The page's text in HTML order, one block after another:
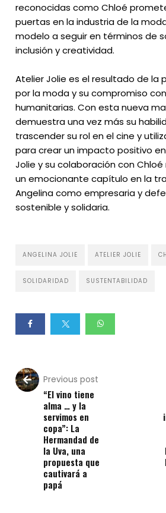
reconocidas como Chloé
puertas en la industria de la
modelo a seguir en términos de
inclusión y creatividad.
Atelier Jolie es el resultado de la
por la moda y su compromiso
humanitarias. Con esta nueva
demuestra una vez más su
trascender su rol en el cine y
para crear un impacto positivo
Jolie y su colaboración con
un emocionante capítulo en la
Angelina como empresaria y
sostenible y solidaria.
ANGELINA JOLIE ATELIER JOLIE
SOLIDARIDAD SUSTENTABILIDAD
Previous post
“El vino tiene
alma … y la
servimos en
copa”: La
Hermandad de
la Uva, una
propuesta que
cautivará a
papá